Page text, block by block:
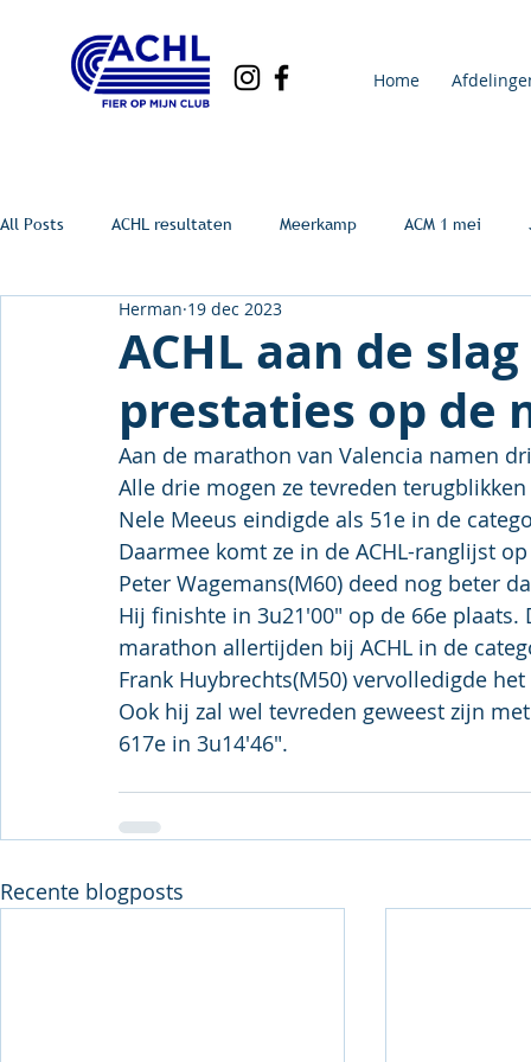
Home
All Posts ACHL resultaten Meerkamp ACM 1 mei
ACHL aan de
prestaties op de
Herman 19 dec 2023
Aan de marathon van Valencia namen
Alle drie mogen ze tevreden
Nele Meeus eindigde als 51e in de
Daarmee komt ze in de ACHL-ranglijst
Peter Wagemans(M60) deed nog beter
Hij finishte in 3u21'00" op de 66e
marathon allertijden bij ACHL in de
Frank Huybrechts(M50) vervolledigde het
Ook hij zal wel tevreden geweest zijn
617e in 3u14'46".
Recente blogposts